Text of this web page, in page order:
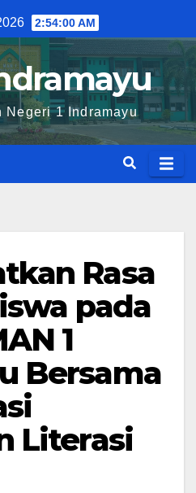
2:54:01 AM
Negeri 1 Indramayu
Rasa
pada
1
Bersama
Literasi